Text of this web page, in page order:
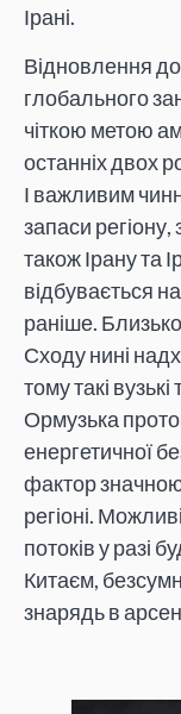
Ірані.
Відновлення
глобального
чіткою метою
останніх двох
І важливим
запаси регіону,
також Ірану та
відбувається
раніше.
Сходу нині
тому такі
Ормузька
енергетичної
фактор
регіоні.
потоків у разі
Китаєм,
знарядь в